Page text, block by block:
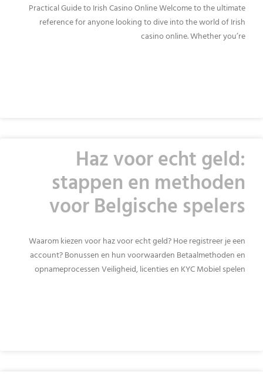
Practical Guide to Irish Casino Online Welcome to the ultimate
reference for anyone looking to dive into the world of Irish
casino online. Whether you’re
Haz voor echt geld:
stappen en methoden
voor Belgische spelers
Waarom kiezen voor haz voor echt geld? Hoe registreer je een
account? Bonussen en hun voorwaarden Betaalmethoden en
opnameprocessen Veiligheid, licenties en KYC Mobiel spelen